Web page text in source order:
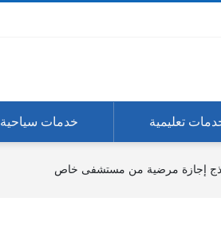
تعليمية خدمات سياحية
إجازة مرضية من مستشفى خاص